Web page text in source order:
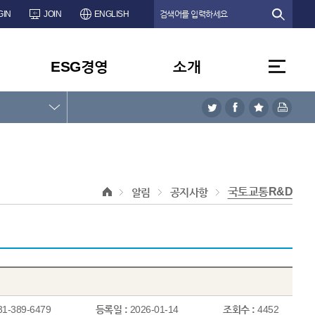
JOIN ENGLISH
ESG경영 소개
알림 공지사항 국토교통R&D
389-6479 등록일 : 2026-01-14 조회수 : 4452